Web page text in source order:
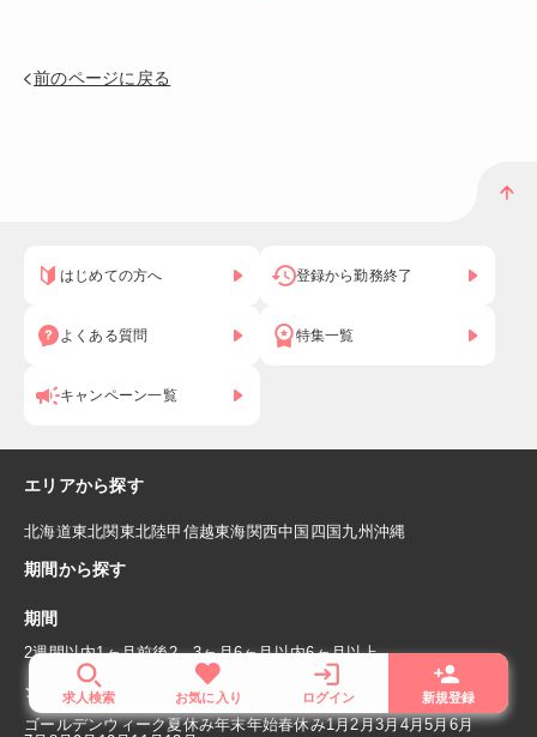
求人検索 お気に入り ログイン 新規登録
前のページに戻る
はじめての方へ 登録から勤務終了
よくある質問 特集一覧
キャンペーン一覧
エリアから探す
北海道東北関東北陸甲信越東海関西中国 四国 九州 沖縄
期間から探す
期間
2週間以内1ヶ月前後2，3ヶ月6ヶ月以内6ヶ月以上
シーズン
ゴールデンウィーク夏休み年末年始春休み1月2月3月4月5月6月